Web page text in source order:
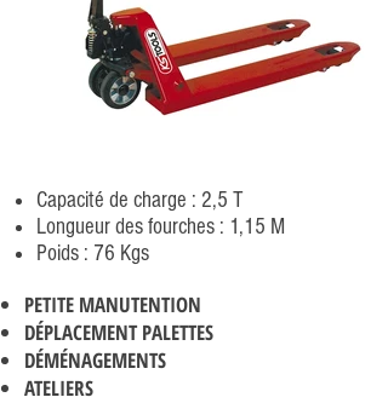
Capacité de charge : 2,5 T
Longueur des fourches : 1,15 M
Poids : 76 Kgs
PETITE MANUTENTION
DÉPLACEMENT PALETTES
DÉMÉNAGEMENTS
ATELIERS